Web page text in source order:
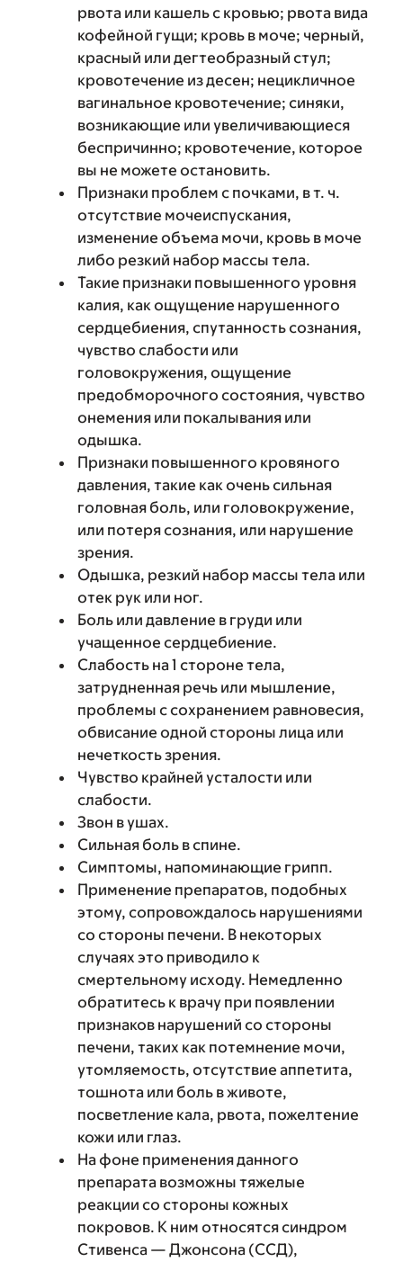
рвота или кашель с кровью; рвота вида
кофейной гущи; кровь в моче; черный,
красный или дегтеобразный стул;
кровотечение из десен; нецикличное
вагинальное кровотечение; синяки,
возникающие или увеличивающиеся
беспричинно; кровотечение, которое
вы не можете остановить.
Признаки проблем с почками, в т. ч.
отсутствие мочеиспускания,
изменение объема мочи, кровь в моче
либо резкий набор массы тела.
Такие признаки повышенного уровня
калия, как ощущение нарушенного
сердцебиения, спутанность сознания,
чувство слабости или
головокружения, ощущение
предобморочного состояния, чувство
онемения или покалывания или
одышка.
Признаки повышенного кровяного
давления, такие как очень сильная
головная боль, или головокружение,
или потеря сознания, или нарушение
зрения.
Одышка, резкий набор массы тела или
отек рук или ног.
Боль или давление в груди или
учащенное сердцебиение.
Слабость на 1 стороне тела,
затрудненная речь или мышление,
проблемы с сохранением равновесия,
обвисание одной стороны лица или
нечеткость зрения.
Чувство крайней усталости или
слабости.
Звон в ушах.
Сильная боль в спине.
Симптомы, напоминающие грипп.
Применение препаратов, подобных
этому, сопровождалось нарушениями
со стороны печени. В некоторых
случаях это приводило к
смертельному исходу. Немедленно
обратитесь к врачу при появлении
признаков нарушений со стороны
печени, таких как потемнение мочи,
утомляемость, отсутствие аппетита,
тошнота или боль в животе,
посветление кала, рвота, пожелтение
кожи или глаз.
На фоне применения данного
препарата возможны тяжелые
реакции со стороны кожных
покровов. К ним относятся синдром
Стивенса — Джонсона (ССД),